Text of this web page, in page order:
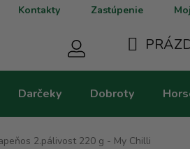
Kontakty Zastúpenie
KOŠÍK
Darčeky Dobroty
2.pálivost 220 g - My Chilli